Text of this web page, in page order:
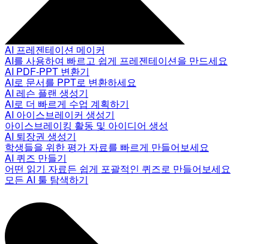
AI 프레젠테이션 메이커
AI를 사용하여 빠르고 쉽게 프레젠테이션을 만드세요
AI PDF-PPT 변환기
AI로 문서를 PPT로 변환하세요
AI 레슨 플랜 생성기
AI로 더 빠르게 수업 계획하기
AI 아이스브레이커 생성기
아이스브레이킹 활동 및 아이디어 생성
AI 퇴장권 생성기
학생들을 위한 평가 자료를 빠르게 만들어보세요
AI 퀴즈 만들기
어떤 읽기 자료든 쉽게 포괄적인 퀴즈로 만들어보세요
모든 AI 툴 탐색하기